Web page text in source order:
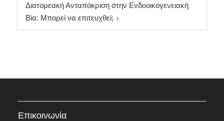
Διατομεακή Ανταπόκριση στην Ενδοοικογενειακή
Βία: Μπορεί να επιτευχθεί;
Επικοινωνία